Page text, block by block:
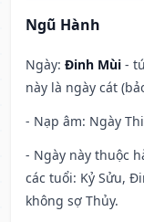
Ngũ Hành
Ngày: Đinh Mùi -
này là ngày cát
- Nạp âm: Ngày
- Ngày này thuộc
các tuổi: Kỷ Sửu,
không sợ Thủy.